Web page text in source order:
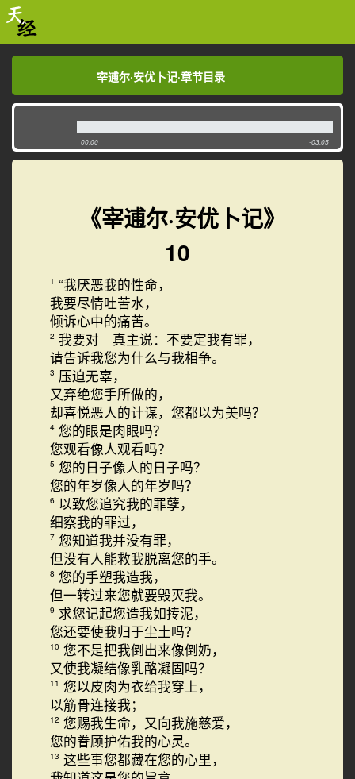
宰逋尔·安优卜记·章节目录
宰逋尔·安优卜记·章节目录
00:00 -03:05
《宰逋尔·安优卜记》
10
1 “我厌恶我的性命，
我要尽情吐苦水，
倾诉心中的痛苦。
2 我要对 真主说：不要定我有罪，
请告诉我您为什么与我相争。
3 压迫无辜，
又弃绝您手所做的，
却喜悦恶人的计谋，您都以为美吗？
4 您的眼是肉眼吗？
您观看像人观看吗？
5 您的日子像人的日子吗？
您的年岁像人的年岁吗？
6 以致您追究我的罪孽，
细察我的罪过，
7 您知道我并没有罪，
但没有人能救我脱离您的手。
8 您的手塑我造我，
但一转过来您就要毁灭我。
9 求您记起您造我如抟泥，
您还要使我归于尘土吗？
10 您不是把我倒出来像倒奶，
又使我凝结像乳酪凝固吗？
11 您以皮肉为衣给我穿上，
以筋骨连接我；
12 您赐我生命，又向我施慈爱，
您的眷顾护佑我的心灵。
13 这些事您都藏在您的心里，